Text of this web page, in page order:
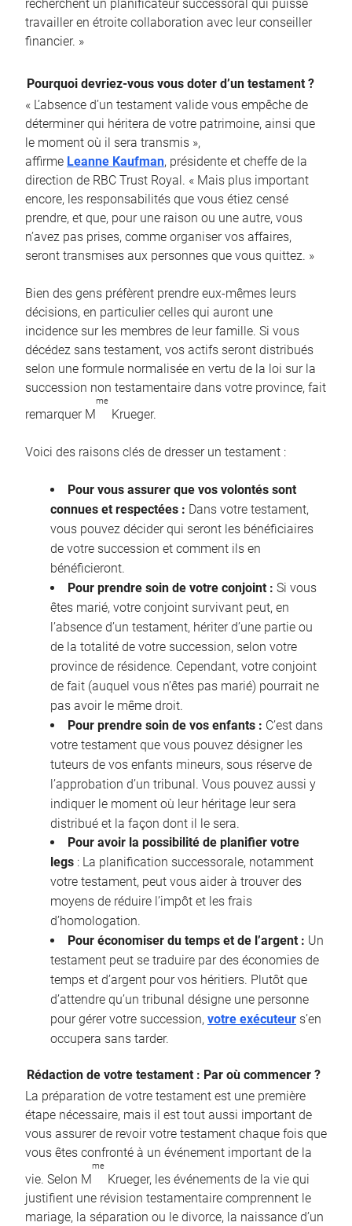
recherchent un planificateur successoral qui puisse
travailler en étroite collaboration avec leur conseiller
financier. »
Pourquoi devriez-vous vous doter d’un testament ?
« L’absence d’un testament valide vous empêche de
déterminer qui héritera de votre patrimoine, ainsi que
le moment où il sera transmis »,
affirme Leanne Kaufman, présidente et cheffe de la
direction de RBC Trust Royal. « Mais plus important
encore, les responsabilités que vous étiez censé
prendre, et que, pour une raison ou une autre, vous
n’avez pas prises, comme organiser vos affaires,
seront transmises aux personnes que vous quittez. »
Bien des gens préfèrent prendre eux-mêmes leurs
décisions, en particulier celles qui auront une
incidence sur les membres de leur famille. Si vous
décédez sans testament, vos actifs seront distribués
selon une formule normalisée en vertu de la loi sur la
succession non testamentaire dans votre province, fait
remarquer M
me
Krueger.
Voici des raisons clés de dresser un testament :
Pour vous assurer que vos volontés sont
connues et respectées : Dans votre testament,
vous pouvez décider qui seront les bénéficiaires
de votre succession et comment ils en
bénéficieront.
Pour prendre soin de votre conjoint : Si vous
êtes marié, votre conjoint survivant peut, en
l’absence d’un testament, hériter d’une partie ou
de la totalité de votre succession, selon votre
province de résidence. Cependant, votre conjoint
de fait (auquel vous n’êtes pas marié) pourrait ne
pas avoir le même droit.
Pour prendre soin de vos enfants : C’est dans
votre testament que vous pouvez désigner les
tuteurs de vos enfants mineurs, sous réserve de
l’approbation d’un tribunal. Vous pouvez aussi y
indiquer le moment où leur héritage leur sera
distribué et la façon dont il le sera.
Pour avoir la possibilité de planifier votre
legs : La planification successorale, notamment
votre testament, peut vous aider à trouver des
moyens de réduire l’impôt et les frais
d’homologation.
Pour économiser du temps et de l’argent : Un
testament peut se traduire par des économies de
temps et d’argent pour vos héritiers. Plutôt que
d’attendre qu’un tribunal désigne une personne
pour gérer votre succession, votre exécuteur s’en
occupera sans tarder.
Rédaction de votre testament : Par où commencer ?
La préparation de votre testament est une première
étape nécessaire, mais il est tout aussi important de
vous assurer de revoir votre testament chaque fois que
vous êtes confronté à un événement important de la
vie. Selon M
me
Krueger, les événements de la vie qui
justifient une révision testamentaire comprennent le
mariage, la séparation ou le divorce, la naissance d’un